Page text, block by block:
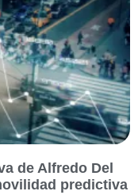
de Alfredo Del
predictiva